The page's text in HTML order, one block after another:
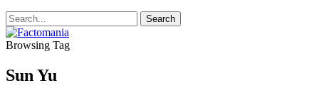
Browsing Tag
Sun Yu